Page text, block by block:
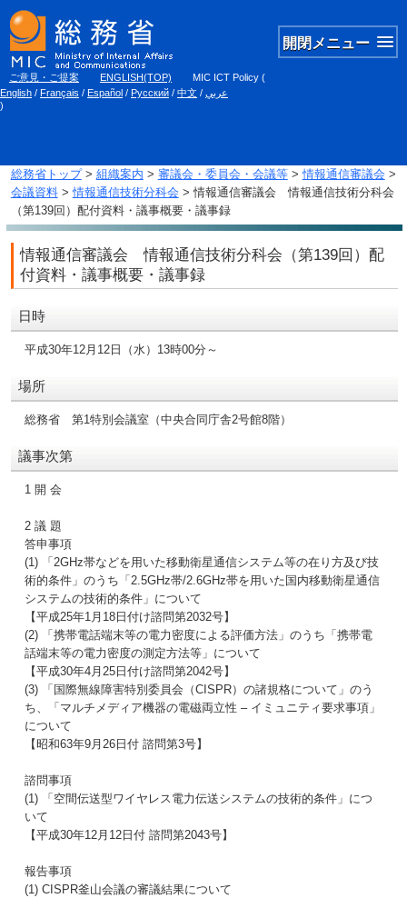
開閉メニュー
ご意見・ご提案 ENGLISH(TOP) MIC ICT Policy (
English / Français / Español / Русский / 中文 / عربي
)
総務省トップ> 組織案内 > 審議会・委員会・会議等>情報通信審議会 >
会議資料>情報通信技術分科会 > 情報通信審議会 情報通信技術分科会
（第139回）配付資料・議事概要・議事録
情報通信審議会 情報通信技術分科会（第139回）配
付資料・議事概要・議事録
日時
平成30年12月12日（水）13時00分～
場所
総務省 第1特別会議室（中央合同庁舎2号館8階）
議事次第
1 開 会
2 議 題
答申事項
(1) 「2GHz帯などを用いた移動衛星通信システム等の在り方及び技
術的条件」のうち「2.5GHz帯/2.6GHz帯を用いた国内移動衛星通信
システムの技術的条件」について
【平成25年1月18日付け諮問第2032号】
(2) 「携帯電話端末等の電力密度による評価方法」のうち「携帯電
話端末等の電力密度の測定方法等」について
【平成30年4月25日付け諮問第2042号】
(3) 「国際無線障害特別委員会（CISPR）の諸規格について」のう
ち、「マルチメディア機器の電磁両立性 – イミュニティ要求事項」
について
【昭和63年9月26日付 諮問第3号】
諮問事項
(1) 「空間伝送型ワイヤレス電力伝送システムの技術的条件」につ
いて
【平成30年12月12日付 諮問第2043号】
報告事項
(1) CISPR釜山会議の審議結果について